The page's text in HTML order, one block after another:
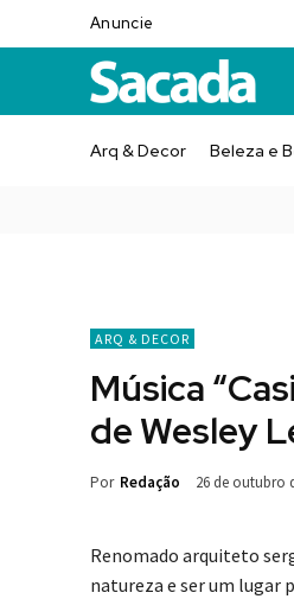
Anuncie
Arq & Decor Beleza e
ARQ & DECOR
Música
de Wesley
Por Redação 26 de outubro
Renomado arquiteto
natureza e ser um lugar